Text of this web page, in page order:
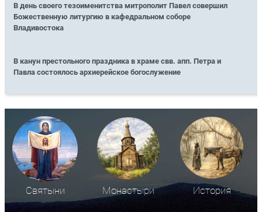
В день своего тезоименитства митрополит Павел совершил
Божественную литургию в кафедральном соборе
Владивостока
В канун престольного праздника в храме свв. апп. Петра и
Павла состоялось архиерейское богослужение
Святыни Монастыри История